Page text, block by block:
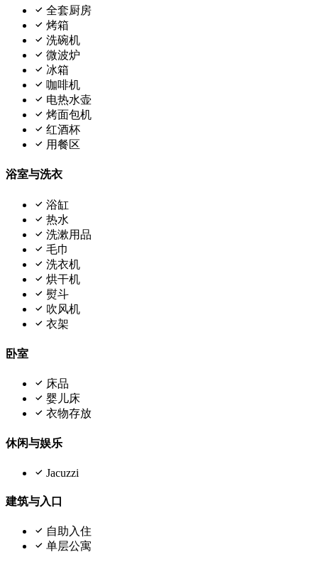
全套厨房
烤箱
洗碗机
微波炉
冰箱
咖啡机
电热水壶
烤面包机
红酒杯
用餐区
浴室与洗衣
浴缸
热水
洗漱用品
毛巾
洗衣机
烘干机
熨斗
吹风机
衣架
卧室
床品
婴儿床
衣物存放
休闲与娱乐
Jacuzzi
建筑与入口
自助入住
单层公寓